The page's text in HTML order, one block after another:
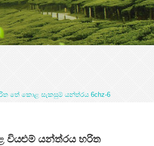
තේ කොළ සැකසුම් යන්ත්රය 6chz-6
වියළුම් යන්ත්රය හරිත